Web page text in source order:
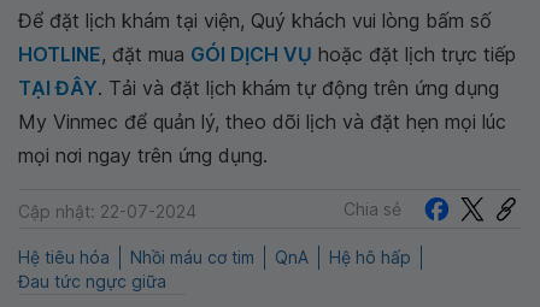
Để đặt lịch khám tại viện, Quý khách vui lòng bấm số
HOTLINE, đặt mua GÓI DỊCH VỤ hoặc đặt lịch trực tiếp
TẠI ĐÂY. Tải và đặt lịch khám tự động trên ứng dụng
My Vinmec để quản lý, theo dõi lịch và đặt hẹn mọi lúc
mọi nơi ngay trên ứng dụng.
Cập nhật: 22-07-2024 Chia sẻ
Hệ tiêu hóa Nhồi máu cơ tim QnA
Hệ hô hấp
Đau tức ngực giữa